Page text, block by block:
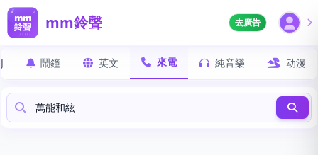
mm鈴聲 去廣告
鬧鐘 英文 來電 純音樂 动漫